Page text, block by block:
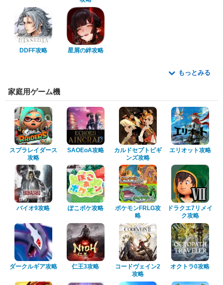
DDFF攻略 星屑の絆攻略
もっとみる
家庭用ゲーム機
スプラレイダース
攻略
SAOEoA攻略
カルドセプトビギ
ンズ攻略
エリオット攻略
バイオ9攻略 ぽこポケ攻略
ポケモンFRLG攻
略
ドラクエ7リメイ
ク攻略
ダークルギア攻略 仁王3攻略
コードヴェイン2
攻略
オクトラ0攻略